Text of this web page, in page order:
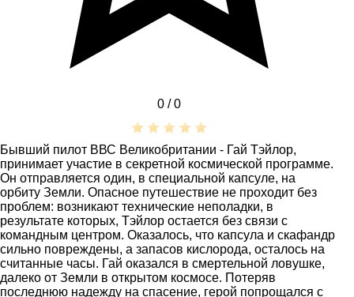
0 /0
Бывший пилот ВВС Великобритании - Гай Тэйлор,
принимает участие в секретной космической программе.
Он отправляется один, в специальной капсуле, на
орбиту Земли. Опасное путешествие не проходит без
проблем: возникают технические неполадки, в
результате которых, Тэйлор остается без связи с
командным центром. Оказалось, что капсула и скафандр
сильно повреждены, а запасов кислорода, осталось на
считанные часы. Гай оказался в смертельной ловушке,
далеко от Земли в открытом космосе. Потеряв
последнюю надежду на спасение, герой попрощался с